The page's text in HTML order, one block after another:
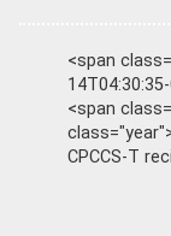
<span
<span
CPCCS-T